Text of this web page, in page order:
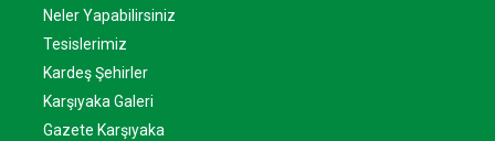
Neler Yapabilirsiniz
Tesislerimiz
Kardeş Şehirler
Karşıyaka Galeri
Gazete Karşıyaka